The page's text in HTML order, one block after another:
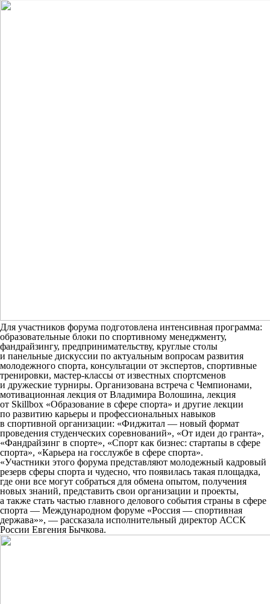
Для участников форума подготовлена интенсивная программа:
образовательные блоки по спортивному менеджменту,
фандрайзингу, предпринимательству, круглые столы
и панельные дискуссии по актуальным вопросам развития
молодежного спорта, консультации от экспертов, спортивные
тренировки, мастер-классы от известных спортсменов
и дружеские турниры. Организована встреча с Чемпионами,
мотивационная лекция от Владимира Волошина, лекция
от Skillbox «Образование в сфере спорта» и другие лекции
по развитию карьеры и профессиональных навыков
в спортивной организации: «Фиджитал — новый формат
проведения студенческих соревнований», «От идеи до гранта»,
«Фандрайзинг в спорте», «Спорт как бизнес: стартапы в сфере
спорта», «Карьера на госслужбе в сфере спорта».
«Участники этого форума представляют молодежный кадровый
резерв сферы спорта и чудесно, что появилась такая площадка,
где они все могут собраться для обмена опытом, получения
новых знаний, представить свои организации и проекты,
а также стать частью главного делового события страны в сфере
спорта — Международном форуме «Россия — спортивная
держава»», — рассказала исполнительный директор АССК
России Евгения Бычкова.